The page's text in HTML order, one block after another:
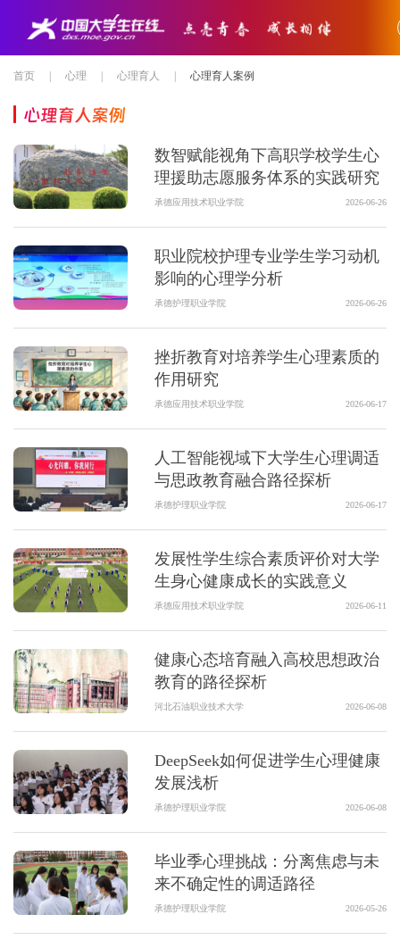
首页 心理 心理育人 心理育人案例
心理育人案例
数智赋能视角下高职学校学生心
理援助志愿服务体系的实践研究
承德应用技术职业学院 2026-06-26
职业院校护理专业学生学习动机
影响的心理学分析
承德护理职业学院 2026-06-26
挫折教育对培养学生心理素质的
作用研究
承德应用技术职业学院 2026-06-17
人工智能视域下大学生心理调适
与思政教育融合路径探析
承德护理职业学院 2026-06-17
发展性学生综合素质评价对大学
生身心健康成长的实践意义
承德应用技术职业学院 2026-06-11
健康心态培育融入高校思想政治
教育的路径探析
河北石油职业技术大学 2026-06-08
DeepSeek如何促进学生心理健康
发展浅析
承德护理职业学院 2026-06-08
毕业季心理挑战：分离焦虑与未
来不确定性的调适路径
承德护理职业学院 2026-05-26